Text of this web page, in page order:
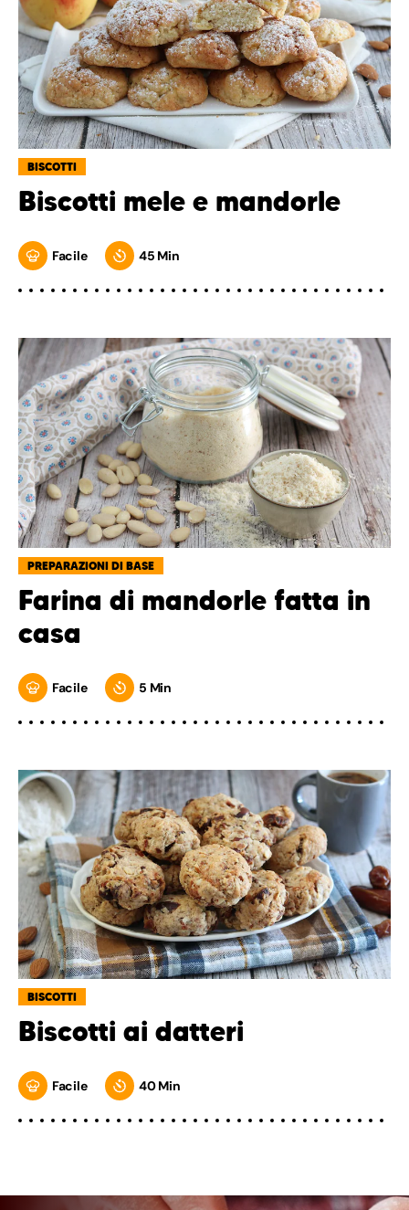
BISCOTTI
Biscotti mele e mandorle
Facile 45 Min
PREPARAZIONI DI BASE
Farina di mandorle fatta in
casa
Facile 5 Min
BISCOTTI
Biscotti ai datteri
Facile 40 Min